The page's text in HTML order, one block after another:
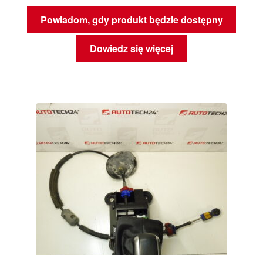
Powiadom, gdy produkt będzie dostępny
Dowiedz się więcej